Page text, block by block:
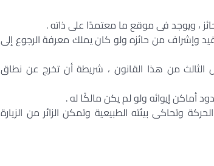
، ويوجد فى موقع ما معتمدًا على ذاته .
قيد وإشراف من حائزه ولو كان يملك معرفة الرجوع إلى
الثالث من هذا القانون ، شريطة أن تخرج عن نطاق
إيوائه ولو لم يكن مالكًا له .
وتحاكى بيئته الطبيعية وتمكن الزائر من الزيارة